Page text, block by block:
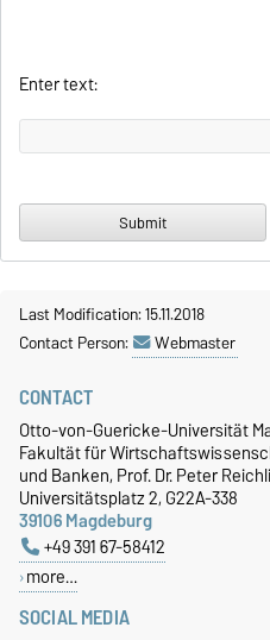
Enter text:
Last Modification: 15.11.2018
Contact Person:
Webmaster
SOCIAL MEDIA
CONTACT
Otto-von-Guericke-Universität
Fakultät für
und Banken, Prof. Dr. Peter
Universitätsplatz 2, G22A-338
39106 Magdeburg
+49 391 67-58412
more…